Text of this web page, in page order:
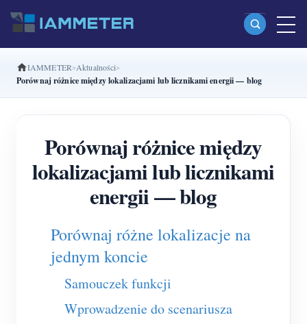
Produkty
(WEM2067)
Trójfazowy licznik energii Wi-Fi (WEM3080T)
Trójfazowy licznik energii Wi-Fi (WEM3046T)
Trójfazowy licznik energii Wi-Fi (WEM3050T)
Kontroler mocy WiFi
IAMMETER Cloud Pro
Usługa self-hosting
IAMMETER Aktualności
Porównaj różnice między lokalizacjami lub licznikami energii — blog
Porównaj różnice między
lokalizacjami lub licznikami
energii — blog
Porównaj różne lokalizacje na
jednym koncie
Samouczek funkcji
Wprowadzenie do scenariusza